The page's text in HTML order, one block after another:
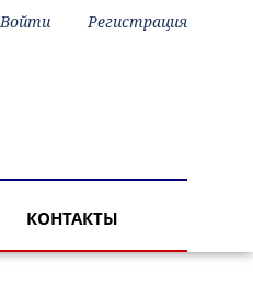
Войти Регистрация
КОНТАКТЫ